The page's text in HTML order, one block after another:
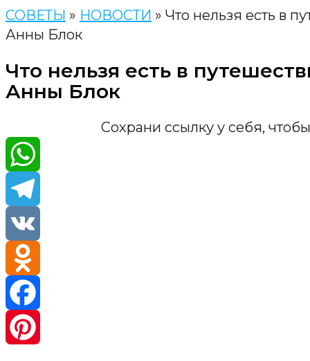
СОВЕТЫ » НОВОСТИ » Что нельзя есть в
Анны Блок
Что нельзя есть в
Анны Блок
Сохрани ссылку у себя,